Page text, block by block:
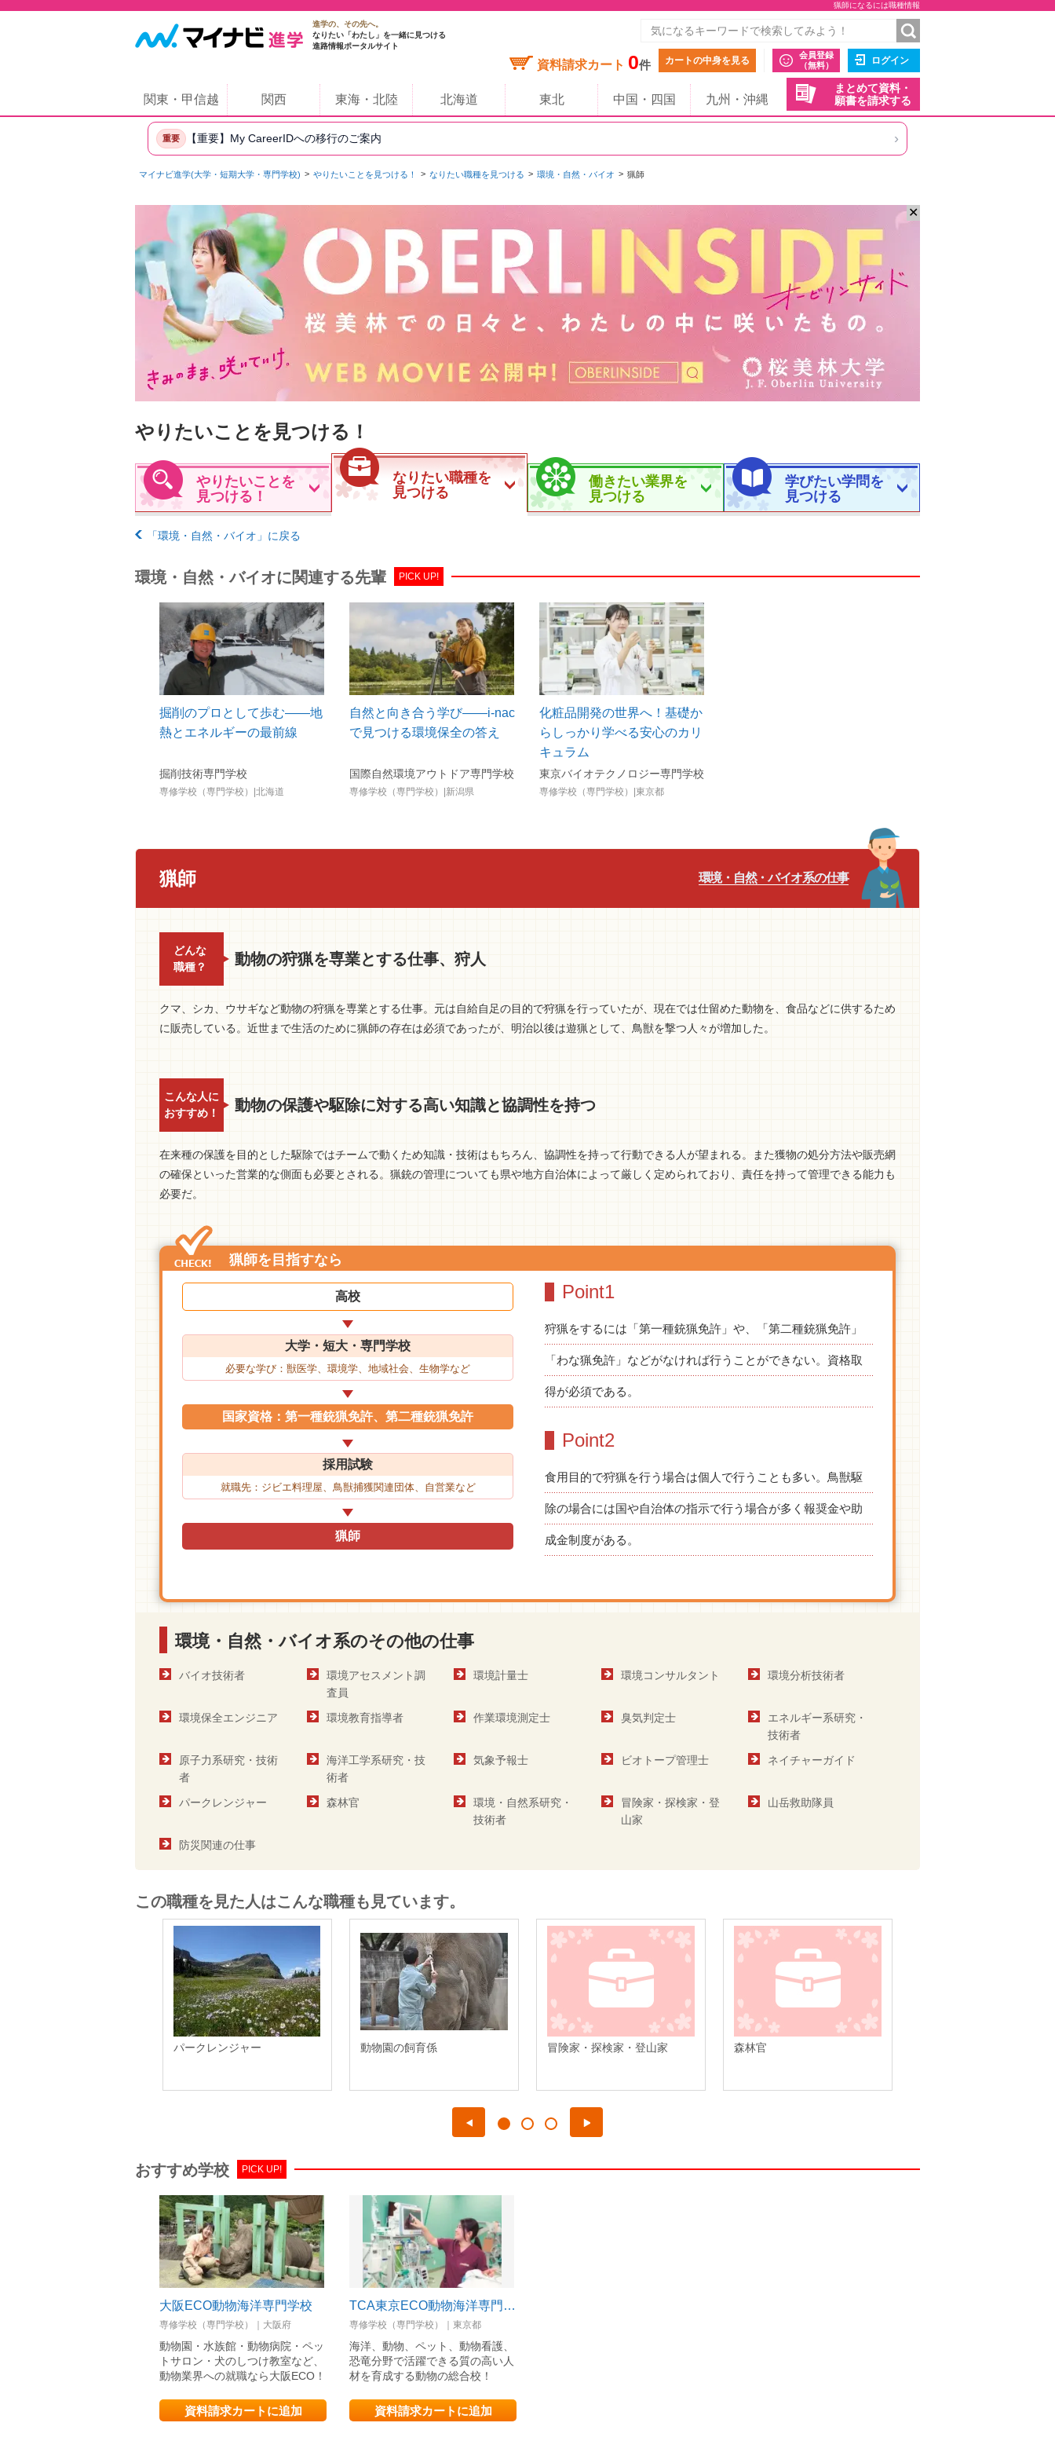
猟師になるには職種情報
進学の、その先へ。
なりたい「わたし」を一緒に見つける
進路情報ポータルサイト
資料請求カート 0件 カートの中身を見る
会員登録
（無料）
ログイン
まとめて資料・
願書を請求する
関東・甲信越 関西 東海・北陸 北海道 東北 中国・四国 九州・沖縄
重要 【重要】My CareerIDへの移行のご案内 ›
マイナビ進学(大学・短期大学・専門学校) やりたいことを見つける！ なりたい職種を見つける 環境・自然・バイオ 猟師
✕
やりたいことを見つける！
やりたいことを
見つける！
なりたい職種を
見つける
働きたい業界を
見つける
学びたい学問を
見つける
「環境・自然・バイオ」に戻る
環境・自然・バイオに関連する先輩 PICK UP!
掘削のプロとして歩む――地
熱とエネルギーの最前線
掘削技術専門学校
専修学校（専門学校）|北海道
自然と向き合う学び――i-nac
で見つける環境保全の答え
国際自然環境アウトドア専門学校
専修学校（専門学校）|新潟県
化粧品開発の世界へ！基礎か
らしっかり学べる安心のカリ
キュラム
東京バイオテクノロジー専門学校
専修学校（専門学校）|東京都
猟師 環境・自然・バイオ系の仕事
どんな
職種？
動物の狩猟を専業とする仕事、狩人
クマ、シカ、ウサギなど動物の狩猟を専業とする仕事。元は自給自足の目的で狩猟を行っていたが、現在では仕留めた動物を、食品などに供するため
に販売している。近世まで生活のために猟師の存在は必須であったが、明治以後は遊猟として、鳥獣を撃つ人々が増加した。
こんな人に
おすすめ！
動物の保護や駆除に対する高い知識と協調性を持つ
在来種の保護を目的とした駆除ではチームで動くため知識・技術はもちろん、協調性を持って行動できる人が望まれる。また獲物の処分方法や販売網
の確保といった営業的な側面も必要とされる。猟銃の管理についても県や地方自治体によって厳しく定められており、責任を持って管理できる能力も
必要だ。
猟師を目指すなら
高校
大学・短大・専門学校
必要な学び：獣医学、環境学、地域社会、生物学など
国家資格：第一種銃猟免許、第二種銃猟免許
採用試験
就職先：ジビエ料理屋、鳥獣捕獲関連団体、自営業など
猟師
Point1
狩猟をするには「第一種銃猟免許」や、「第二種銃猟免許」
「わな猟免許」などがなければ行うことができない。資格取
得が必須である。
Point2
食用目的で狩猟を行う場合は個人で行うことも多い。鳥獣駆
除の場合には国や自治体の指示で行う場合が多く報奨金や助
成金制度がある。
環境・自然・バイオ系のその他の仕事
バイオ技術者
環境アセスメント調
査員
環境計量士 環境コンサルタント 環境分析技術者
環境保全エンジニア 環境教育指導者 作業環境測定士 臭気判定士
エネルギー系研究・
技術者
原子力系研究・技術
者
海洋工学系研究・技
術者
気象予報士 ビオトープ管理士 ネイチャーガイド
パークレンジャー 森林官
環境・自然系研究・
技術者
冒険家・探検家・登
山家
山岳救助隊員
防災関連の仕事
この職種を見た人はこんな職種も見ています。
パークレンジャー 動物園の飼育係 冒険家・探検家・登山家 森林官
おすすめ学校 PICK UP!
大阪ECO動物海洋専門学校
専修学校（専門学校）｜大阪府
動物園・水族館・動物病院・ペッ
トサロン・犬のしつけ教室など、
動物業界への就職なら大阪ECO！
資料請求カートに追加
TCA東京ECO動物海洋専門学校
専修学校（専門学校）｜東京都
海洋、動物、ペット、動物看護、
恐竜分野で活躍できる質の高い人
材を育成する動物の総合校！
資料請求カートに追加